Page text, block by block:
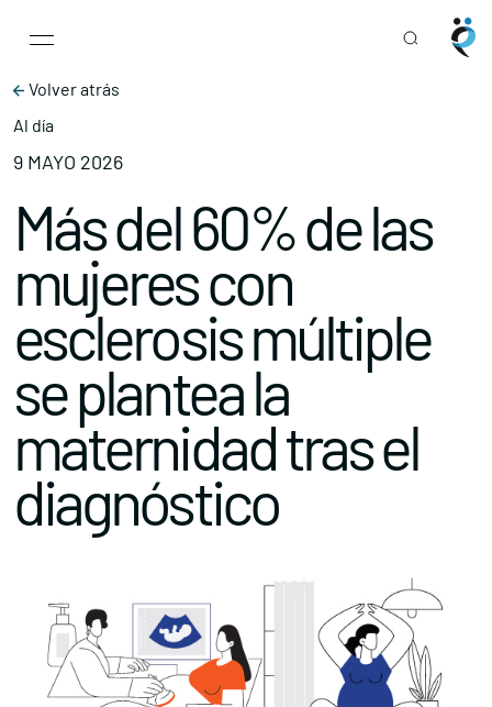
Main Navigation
Volver atrás
Al día
9 MAYO 2026
Más del 60% de las
mujeres con
esclerosis múltiple
se plantea la
maternidad tras el
diagnóstico